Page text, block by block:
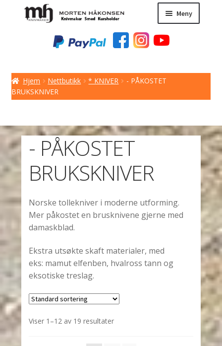
Hopp
til
navigasjon
Hopp
til
Meny
NETTBUTIKK
MESSER
KNIVER / KNIVBLAD
HERDING
BILDER
BUTIKK I SKIEN
Hjem Nettbutikk * KNIVER
- PÅKOSTET
BRUKSKNIVER
- PÅKOSTET
BRUKSKNIVER
Norske tollekniver i moderne utforming.
Mer påkostet en brusknivene gjerne med
damaskblad.
Ekstra utsøkte skaft materialer, med
eks: mamut elfenben, hvalross tann og
eksotiske treslag.
Viser 1–12 av 19 resultater